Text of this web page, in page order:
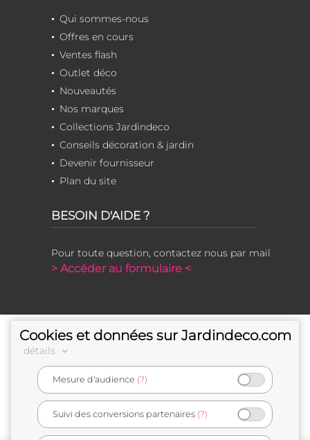
Qui sommes-nous
Offres en cours
Ventes flash
Outlet déco
Nouveautés
Nos marques
Collections Jardindeco
Conseils décoration & jardin
Devenir fournisseur
Plan du site
BESOIN D'AIDE ?
Pour toute question, contactez nous par mail
> Accéder au formulaire <
e-commerçant français
Cookies et données sur Jardindeco.com
détails
Mesure d'audience (?)
Suivi des conversions partenaires (?)